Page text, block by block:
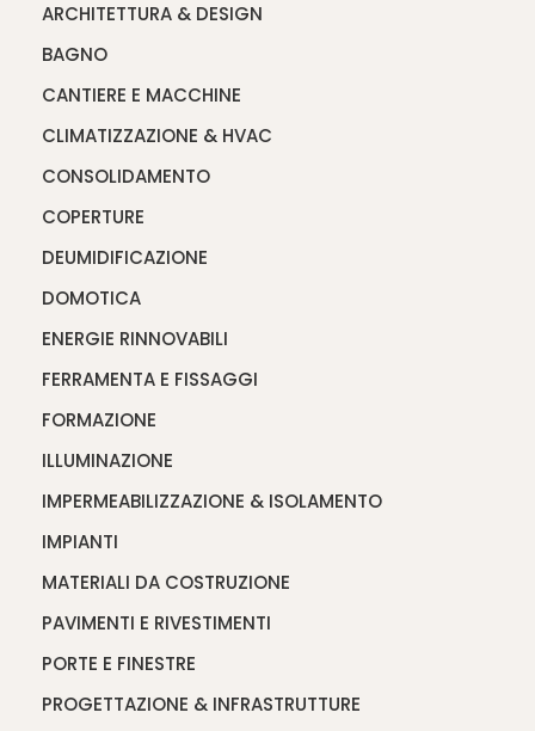
ARCHITETTURA & DESIGN
BAGNO
CANTIERE E MACCHINE
CLIMATIZZAZIONE & HVAC
CONSOLIDAMENTO
COPERTURE
DEUMIDIFICAZIONE
DOMOTICA
ENERGIE RINNOVABILI
FERRAMENTA E FISSAGGI
FORMAZIONE
ILLUMINAZIONE
IMPERMEABILIZZAZIONE & ISOLAMENTO
IMPIANTI
MATERIALI DA COSTRUZIONE
PAVIMENTI E RIVESTIMENTI
PORTE E FINESTRE
PROGETTAZIONE & INFRASTRUTTURE